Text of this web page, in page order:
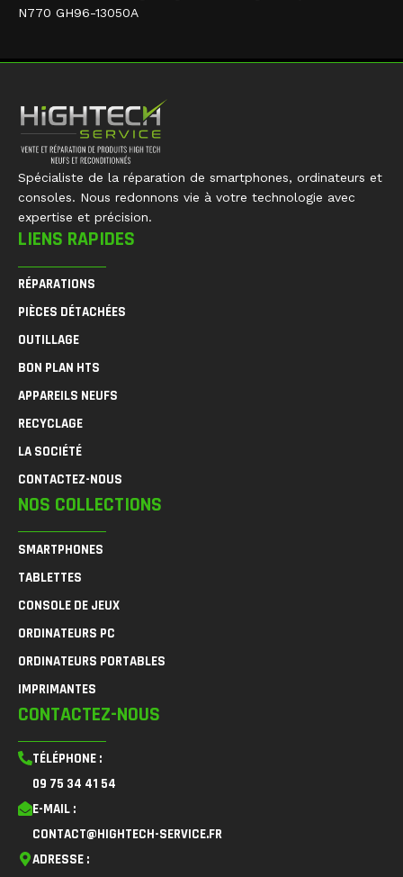
N770 GH96-13050A
Spécialiste de la réparation de smartphones, ordinateurs et
consoles. Nous redonnons vie à votre technologie avec
expertise et précision.
LIENS RAPIDES
RÉPARATIONS
PIÈCES DÉTACHÉES
OUTILLAGE
BON PLAN HTS
APPAREILS NEUFS
RECYCLAGE
LA SOCIÉTÉ
CONTACTEZ-NOUS
NOS COLLECTIONS
SMARTPHONES
TABLETTES
CONSOLE DE JEUX
ORDINATEURS PC
ORDINATEURS PORTABLES
IMPRIMANTES
CONTACTEZ-NOUS
TÉLÉPHONE :
09 75 34 41 54
E-MAIL :
CONTACT@HIGHTECH-SERVICE.FR
ADRESSE :